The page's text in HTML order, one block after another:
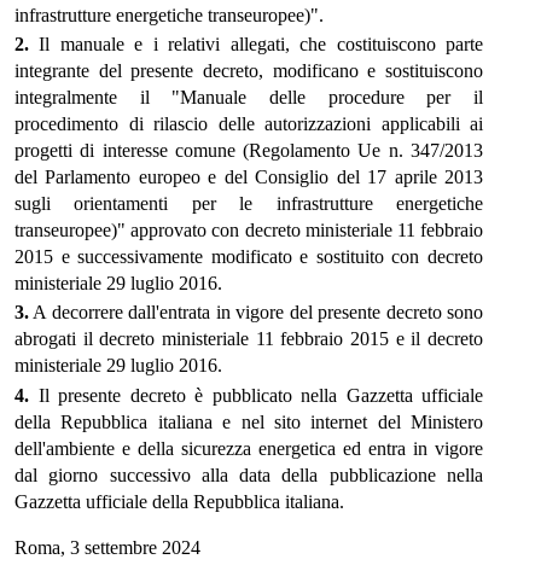
infrastrutture energetiche transeuropee)".
2. Il manuale e i relativi allegati, che costituiscono parte
integrante del presente decreto, modificano e sostituiscono
integralmente il "Manuale delle procedure per il
procedimento di rilascio delle autorizzazioni applicabili ai
progetti di interesse comune (Regolamento Ue n. 347/2013
del Parlamento europeo e del Consiglio del 17 aprile 2013
sugli orientamenti per le infrastrutture energetiche
transeuropee)" approvato con decreto ministeriale 11 febbraio
2015 e successivamente modificato e sostituito con decreto
ministeriale 29 luglio 2016.
3. A decorrere dall'entrata in vigore del presente decreto sono
abrogati il decreto ministeriale 11 febbraio 2015 e il decreto
ministeriale 29 luglio 2016.
4. Il presente decreto è pubblicato nella Gazzetta ufficiale
della Repubblica italiana e nel sito internet del Ministero
dell'ambiente e della sicurezza energetica ed entra in vigore
dal giorno successivo alla data della pubblicazione nella
Gazzetta ufficiale della Repubblica italiana.
Roma, 3 settembre 2024